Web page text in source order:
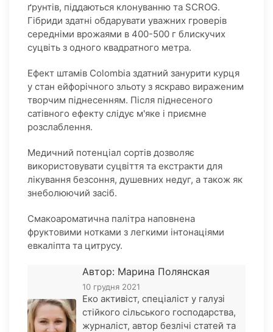
ґрунтів, піддаються клонуванню та SCROG.
Гібриди здатні обдарувати уважних гроверів
середніми врожаями в 400-500 г блискучих
суцвіть з одного квадратного метра.
Ефект штамів Colombia здатний занурити курця
у стан ейфорічного зльоту з яскраво вираженим
творчим піднесенням. Після піднесеного
сатівного ефекту слідує м'яке і приємне
розслаблення.
Медичний потенціал сортів дозволяє
використовувати суцвіття та екстракти для
лікування безсоння, душевних недуг, а також як
знеболюючий засіб.
Смакоароматична палітра наповнена
фруктовими нотками з легкими інтонаціями
евкаліпта та цитрусу.
Автор: Марина Полянская
10 грудня 2021
Еко активіст, спеціаліст у галузі
стійкого сільського господарства,
журналіст, автор безлічі статей та